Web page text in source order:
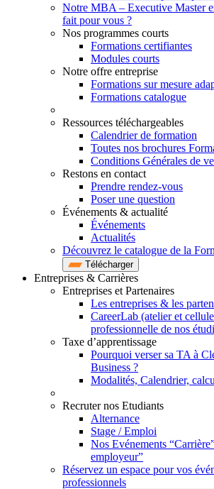
Notre MBA – Executive Master
fait pour vous ?
Nos programmes courts
Formations certifiantes
Modules courts
Notre offre entreprise
Formations sur mesure
Formations catalogue
Ressources téléchargeables
Calendrier de formation
Toutes nos brochures
Conditions Générales de
Restons en contact
Prendre rendez-vous
Poser une question
Événements & actualité
Événements
Actualités
Découvrez le catalogue de la
Télécharger
Entreprises & Carrières
Entreprises et Partenaires
Les entreprises & les
CareerLab (atelier et
professionnelle de nos
Taxe d’apprentissage
Pourquoi verser sa TA à
Business ?
Modalités, Calendrier,
Recruter nos Etudiants
Alternance
Stage / Emploi
Nos Evénements
employeur”
Réservez un espace pour vos
professionnels